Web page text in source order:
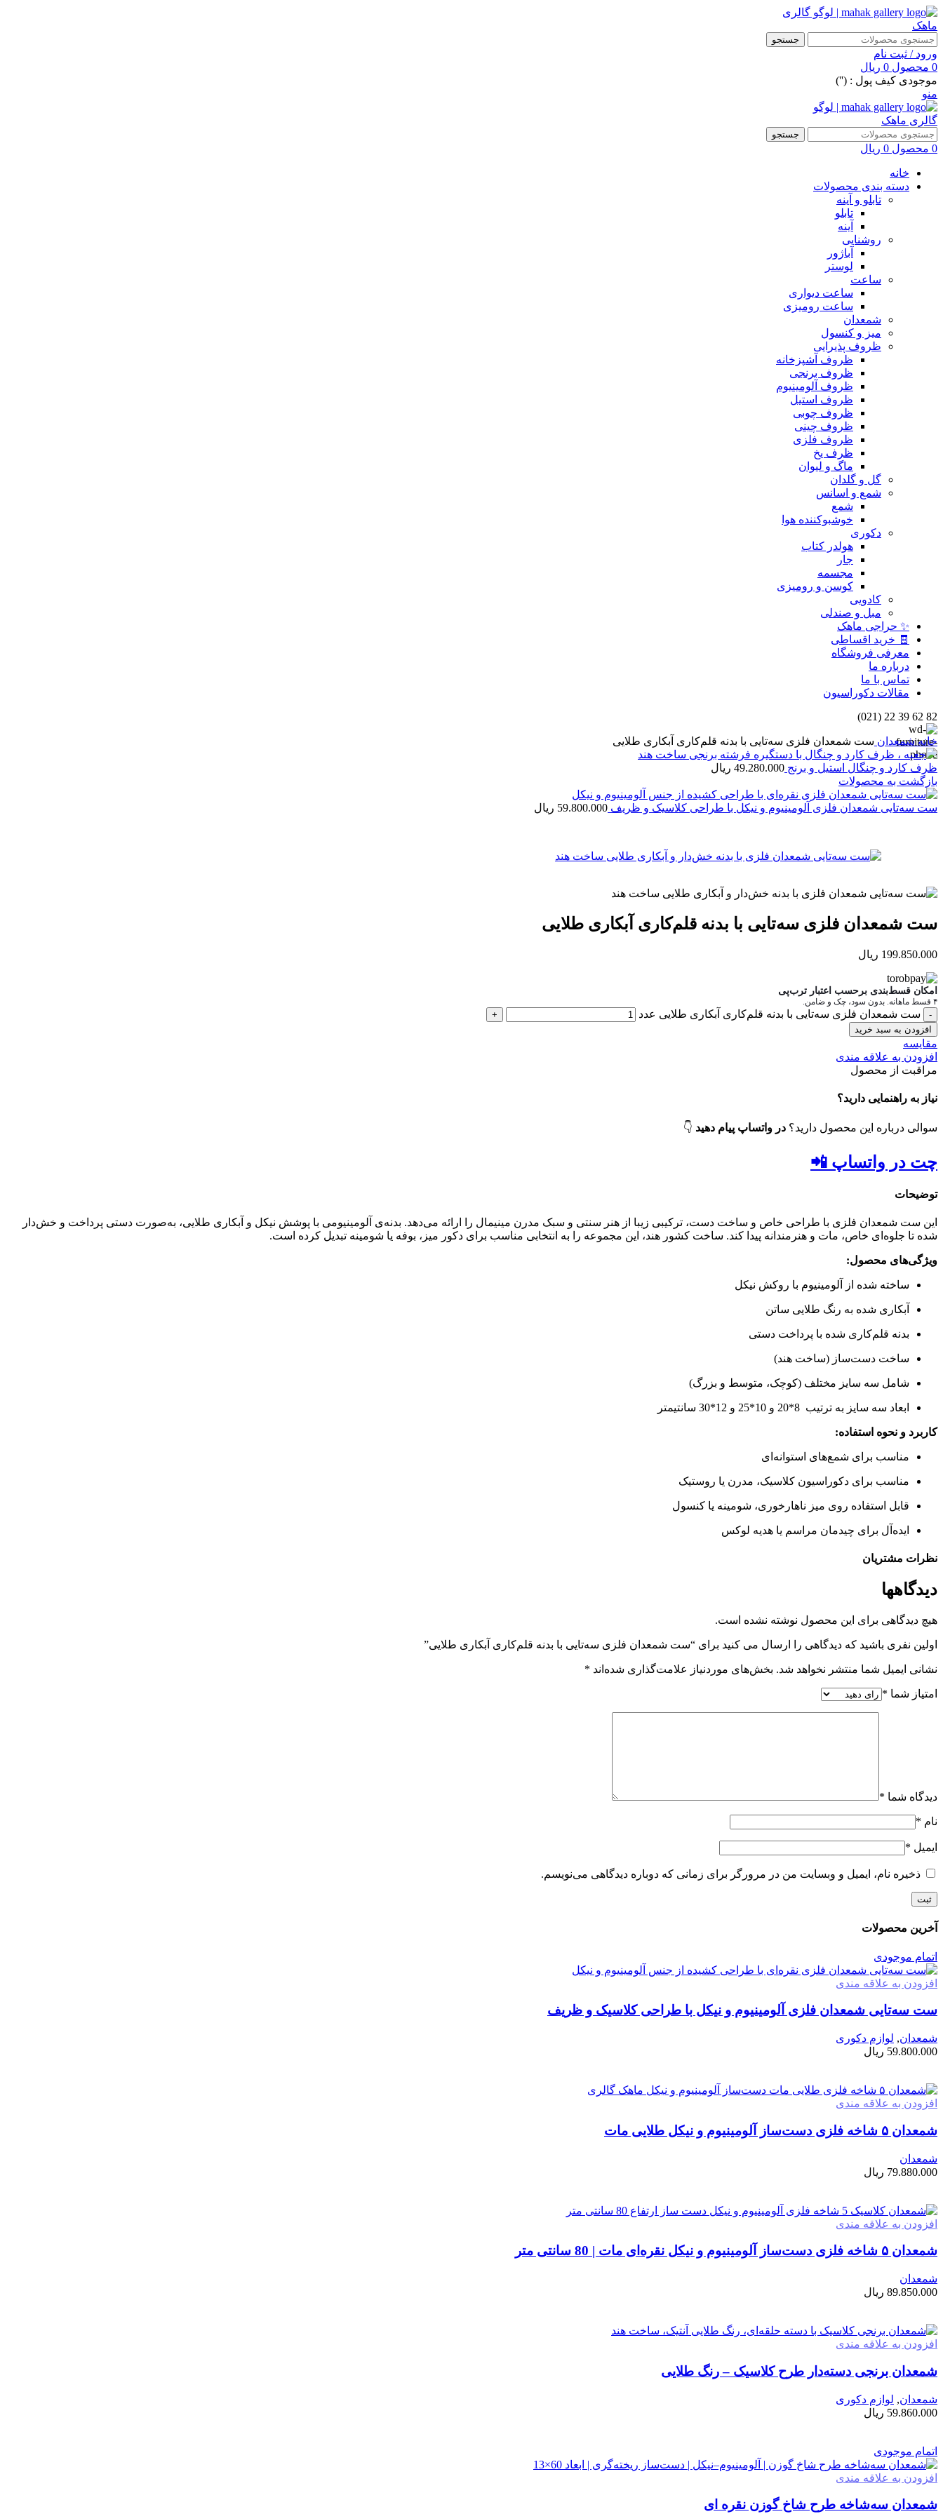
جستجو
ورود / ثبت نام
0 محصول 0 ریال
موجودی کیف پول : ('')
منو
جستجو
0 محصول 0 ریال
خانه
دسته بندی محصولات
تابلو و آینه
تابلو
آینه
روشنایی
آباژور
لوستر
ساعت
ساعت دیواری
ساعت رومیزی
شمعدان
میز و کنسول
ظروف پذیرایی
ظروف آشپزخانه
ظروف برنجی
ظروف آلومینیوم
ظروف استیل
ظروف چوبی
ظروف چینی
ظروف فلزی
ظرف یخ
ماگ و لیوان
گل و گلدان
شمع و اسانس
شمع
خوشبوکننده هوا
دکوری
هولدر کتاب
جار
مجسمه
کوسن و رومیزی
کادویی
مبل و صندلی
✨ حراجی ماهک
🧾 خرید اقساطی
معرفی فروشگاه
درباره ما
تماس با ما
مقالات دکوراسیون
82 62 39 22 (021)
خانهشمعدان ست شمعدان فلزی سه‌تایی با بدنه قلم‌کاری آبکاری طلایی
ظرف کارد و چنگال استیل و برنج 49.280.000 ریال
بازگشت به محصولات
ست سه‌تایی شمعدان فلزی آلومینیوم و نیکل با طراحی کلاسیک و ظریف 59.800.000 ریال
ست شمعدان فلزی سه‌تایی با بدنه قلم‌کاری آبکاری طلایی
199.850.000 ریال
امکان قسط‌بندی برحسب اعتبار ترب‌پی
۴ قسط ماهانه. بدون سود، چک و ضامن.
ست شمعدان فلزی سه‌تایی با بدنه قلم‌کاری آبکاری طلایی عدد
افزودن به سبد خرید
مقایسه
افزودن به علاقه مندی
مراقبت از محصول
نیاز به راهنمایی دارید؟
سوالی درباره این محصول دارید؟ در واتساپ پیام دهید 👇
چت در واتساپ 📲
توضیحات
این ست شمعدان فلزی با طراحی خاص و ساخت دست، ترکیبی زیبا از هنر سنتی و سبک مدرن مینیمال را ارائه می‌دهد. بدنه‌ی آلومینیومی با پوشش نیکل و آبکاری طلایی، به‌صورت دستی پرداخت و خش‌دار
شده تا جلوه‌ای خاص، مات و هنرمندانه پیدا کند. ساخت کشور هند، این مجموعه را به انتخابی مناسب برای دکور میز، بوفه یا شومینه تبدیل کرده است.
ویژگی‌های محصول:
ساخته شده از آلومینیوم با روکش نیکل
آبکاری شده به رنگ طلایی ساتن
بدنه قلم‌کاری شده با پرداخت دستی
ساخت دست‌ساز (ساخت هند)
شامل سه سایز مختلف (کوچک، متوسط و بزرگ)
ابعاد سه سایز به ترتیب 8*20 و 10*25 و 12*30 سانتیمتر
کاربرد و نحوه استفاده:
مناسب برای شمع‌های استوانه‌ای
مناسب برای دکوراسیون کلاسیک، مدرن یا روستیک
قابل استفاده روی میز ناهارخوری، شومینه یا کنسول
ایده‌آل برای چیدمان مراسم یا هدیه لوکس
نظرات مشتریان
دیدگاهها
هیچ دیدگاهی برای این محصول نوشته نشده است.
اولین نفری باشید که دیدگاهی را ارسال می کنید برای “ست شمعدان فلزی سه‌تایی با بدنه قلم‌کاری آبکاری طلایی”
نشانی ایمیل شما منتشر نخواهد شد. بخش‌های موردنیاز علامت‌گذاری شده‌اند *
امتیاز شما *
دیدگاه شما *
نام *
ایمیل *
ذخیره نام، ایمیل و وبسایت من در مرورگر برای زمانی که دوباره دیدگاهی می‌نویسم.
آخرین محصولات
اتمام موجودی
افزودن به علاقه مندی
ست سه‌تایی شمعدان فلزی آلومینیوم و نیکل با طراحی کلاسیک و ظریف
شمعدان, لوازم دکوری
59.800.000 ریال
افزودن به علاقه مندی
شمعدان ۵ شاخه فلزی دست‌ساز آلومینیوم و نیکل طلایی مات
شمعدان
79.880.000 ریال
افزودن به علاقه مندی
شمعدان ۵ شاخه فلزی دست‌ساز آلومینیوم و نیکل نقره‌ای مات | 80 سانتی متر
شمعدان
89.850.000 ریال
افزودن به علاقه مندی
شمعدان برنجی دسته‌دار طرح کلاسیک – رنگ طلایی
شمعدان, لوازم دکوری
59.860.000 ریال
اتمام موجودی
افزودن به علاقه مندی
شمعدان سه‌شاخه طرح شاخ گوزن نقره ای